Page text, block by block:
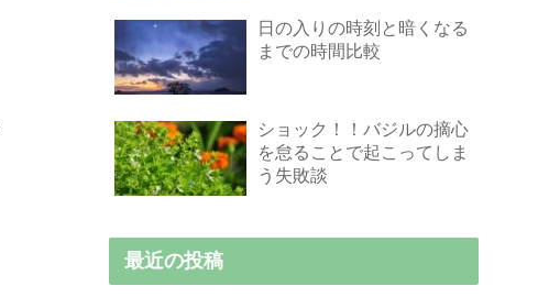
日の入りの時刻と暗くなる
までの時間比較
ショック！！バジルの摘心
を怠ることで起こってしま
う失敗談
最近の投稿